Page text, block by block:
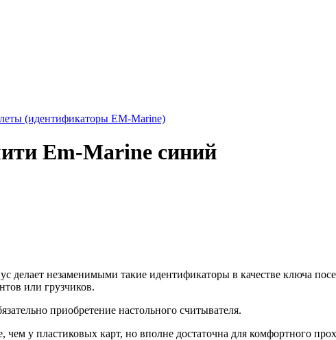
(идентификаторы EM-Marine)
Em-Marine синий
делает незаменимыми такие идентификаторы в качестве ключа
или грузчиков.
приобретение настольного считывателя.
чем у пластиковых карт, но вполне достаточна для комфортного